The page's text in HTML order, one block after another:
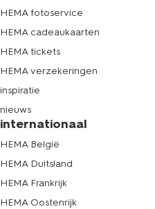
HEMA fotoservice
HEMA cadeaukaarten
HEMA tickets
HEMA verzekeringen
inspiratie
nieuws
internationaal
HEMA België
HEMA Duitsland
HEMA Frankrijk
HEMA Oostenrijk